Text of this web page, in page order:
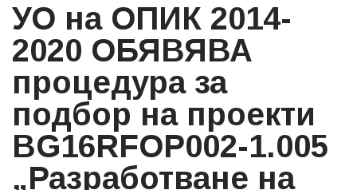
УО на ОПИК 2014-
2020 ОБЯВЯВА
процедура за
подбор на проекти
BG16RFOP002-1.005
„Разработване на